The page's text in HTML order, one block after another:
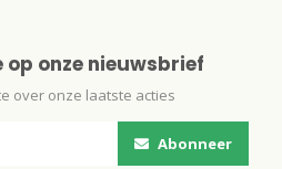
onze nieuwsbrief
over onze laatste acties
Abonneer